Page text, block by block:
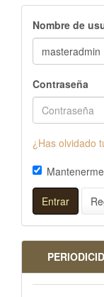
Nombre de
Contraseña
¿Has olvidado
Entrar